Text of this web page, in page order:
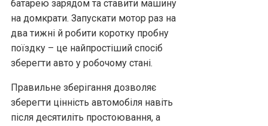
батарею зарядом та ставити машину
на домкрати. Запускати мотор раз на
два тижні й робити коротку пробну
поїздку – це найпростіший спосіб
зберегти авто у робочому стані.
Правильне зберігання дозволяє
зберегти цінність автомобіля навіть
після десятиліть простоювання, а